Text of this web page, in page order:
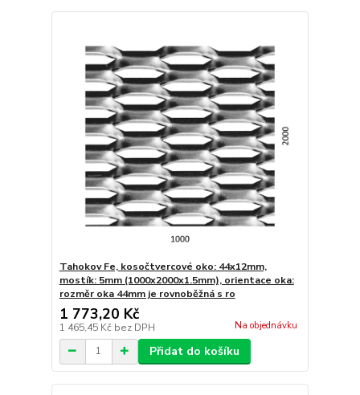
Tahokov Fe, kosočtvercové oko: 44x12mm,
mostík: 5mm (1000x2000x1.5mm), orientace oka:
rozměr oka 44mm je rovnoběžná s ro
1 773,20 Kč
1 465,45 Kč bez DPH Na objednávku
Přidat do košíku